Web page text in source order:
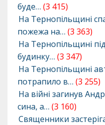
буде… (3 415)
На Тернопільщині
пожежа на… (3 363)
На Тернопільщині
будинку… (3 347)
На Тернопільщині
потрапило в… (3 255)
На війні загинув
сина, а… (3 160)
Священники